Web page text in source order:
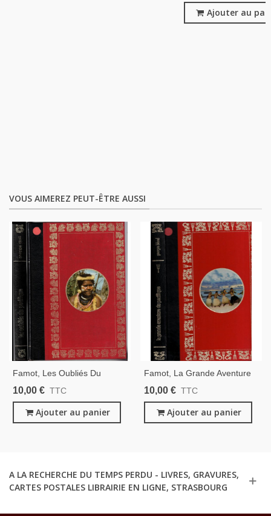
Ajouter au
VOUS AIMEREZ PEUT-ÊTRE AUSSI
Famot, Les Oubliés Du
Pacifique, Philippe Diolé,
Océan Pacifique,
10,00 € TTC
Ajouter au panier
Famot, La Grande Aventure
Des Océans, T2 Le Pacifique,
Aventures En Mer,
Navigateurs, Océan
10,00 € TTC
Ajouter au panier
A LA RECHERCHE DU TEMPS PERDU - LIVRES, GRAVURES,
CARTES POSTALES LIBRAIRIE EN LIGNE, STRASBOURG